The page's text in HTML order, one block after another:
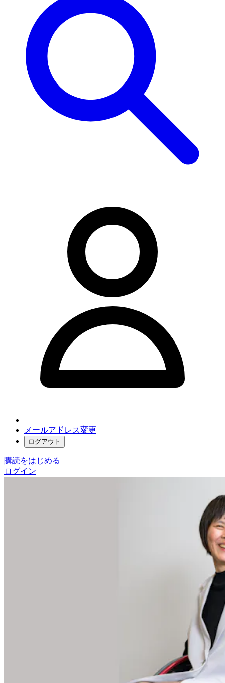
メールアドレス変更
ログアウト
購読をはじめる
ログイン